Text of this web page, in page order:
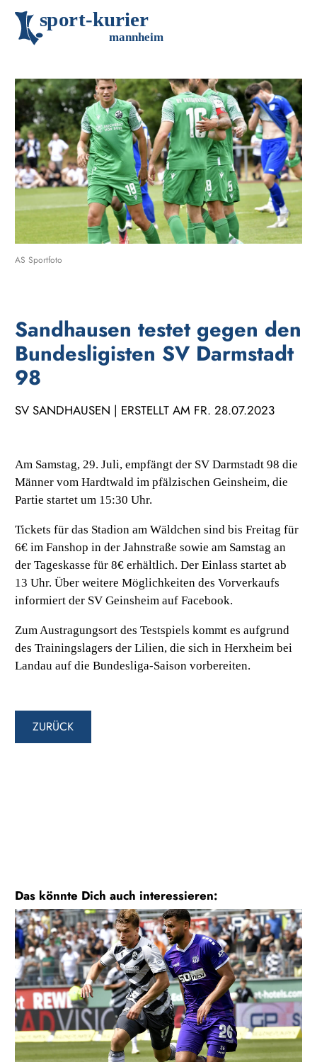
sport-kurier
mannheim
AS Sportfoto
Sandhausen testet gegen den
Bundesligisten SV Darmstadt
98
SV SANDHAUSEN | ERSTELLT AM FR. 28.07.2023
Am Samstag, 29. Juli, empfängt der SV Darmstadt 98 die
Männer vom Hardtwald im pfälzischen Geinsheim, die
Partie startet um 15:30 Uhr.
Tickets für das Stadion am Wäldchen sind bis Freitag für
6€ im Fanshop in der Jahnstraße sowie am Samstag an
der Tageskasse für 8€ erhältlich. Der Einlass startet ab
13 Uhr. Über weitere Möglichkeiten des Vorverkaufs
informiert der SV Geinsheim auf Facebook.
Zum Austragungsort des Testspiels kommt es aufgrund
des Trainingslagers der Lilien, die sich in Herxheim bei
Landau auf die Bundesliga-Saison vorbereiten.
ZURÜCK
Das könnte Dich auch interessieren: